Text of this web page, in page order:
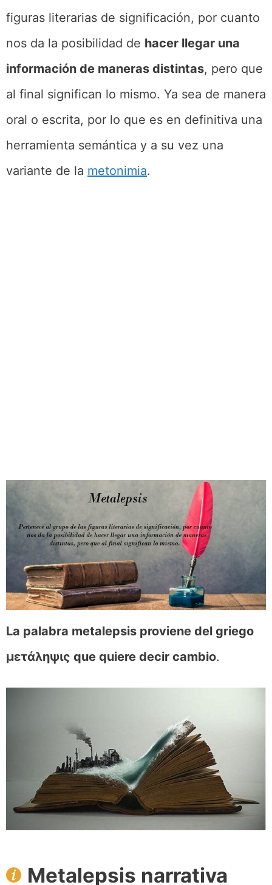
figuras literarias de significación, por cuanto
nos da la posibilidad de hacer llegar una
información de maneras distintas, pero que
al final significan lo mismo. Ya sea de manera
oral o escrita, por lo que es en definitiva una
herramienta semántica y a su vez una
variante de la metonimia.
La palabra metalepsis proviene del griego
μετάληψις que quiere decir cambio.
Metalepsis narrativa